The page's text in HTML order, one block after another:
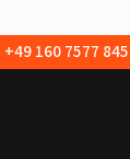
+49 160 7577 845